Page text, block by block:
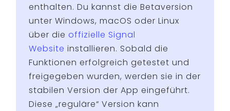
enthalten. Du kannst die Betaversion
unter Windows, macOS oder Linux
über die offizielle Signal
Website installieren. Sobald die
Funktionen erfolgreich getestet und
freigegeben wurden, werden sie in der
stabilen Version der App eingeführt.
Diese „reguläre“ Version kann